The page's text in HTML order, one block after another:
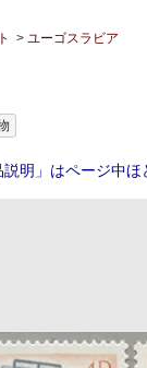
> ユーゴスラビア
説明」はページ中ほ